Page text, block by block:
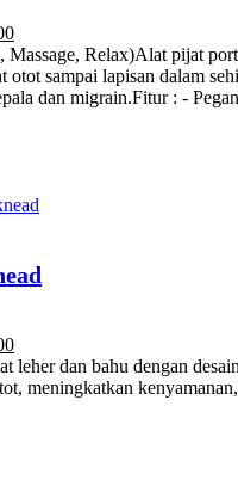
Massage, Relax)Alat pijat
otot sampai lapisan dalam
dan migrain.Fitur : -
leher dan bahu dengan
meningkatkan